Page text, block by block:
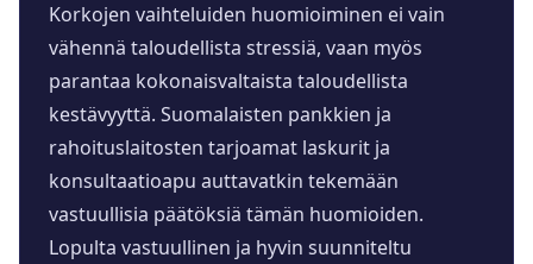
Korkojen vaihteluiden huomioiminen ei vain
vähennä taloudellista stressiä, vaan myös
parantaa kokonaisvaltaista taloudellista
kestävyyttä. Suomalaisten pankkien ja
rahoituslaitosten tarjoamat laskurit ja
konsultaatioapu auttavatkin tekemään
vastuullisia päätöksiä tämän huomioiden.
Lopulta vastuullinen ja hyvin suunniteltu